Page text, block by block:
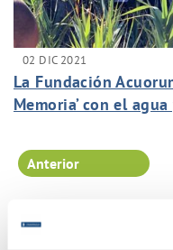
02 DIC 2021
La Fundación
Memoria’ con el
Anterior